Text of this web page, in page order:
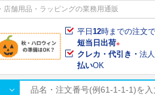
店舗用品・ラッピングの業務用通販
平日12時までの注文
短当日出荷※
クレカ・代引き・法人
払いOK